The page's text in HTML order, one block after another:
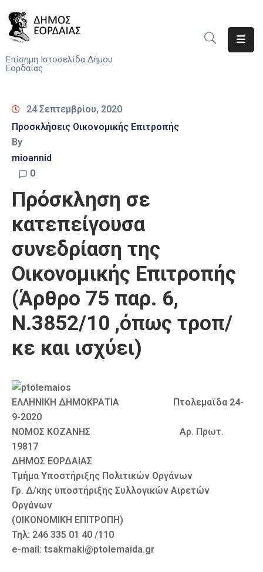
Επίσημη Ιστοσελίδα Δήμου
Εορδαίας
Υπηρεσίες
Του
Δήμου
Προσκλήσεις
Αποφάσεις
Τηλέφωνα
Καιρός
24 Σεπτεμβρίου, 2020
Προσκλήσεις Οικονομικής Επιτροπής
By
mioannid
0
Πρόσκληση σε
κατεπείγουσα
συνεδρίαση της
Οικονομικής Επιτροπής
(Άρθρο 75 παρ. 6,
Ν.3852/10 ,όπως τροπ/
κε και ισχύει)
ΕΛΛΗΝΙΚΗ ΔΗΜΟΚΡΑΤΙΑ Πτολεμαϊδα 24-
9-2020
ΝΟΜΟΣ ΚΟΖΑΝΗΣ Αρ. Πρωτ.
19817
ΔΗΜΟΣ ΕΟΡΔΑΙΑΣ
Τμήμα Υποστήριξης Πολιτικών Οργάνων
Γρ. Δ/κης υποστήριξης Συλλογικών Αιρετών
Οργάνων
(ΟΙΚΟΝΟΜΙΚΗ ΕΠΙΤΡΟΠΗ)
Τηλ: 246 335 01 40 /110
e-mail: tsakmaki@ptolemaida.gr